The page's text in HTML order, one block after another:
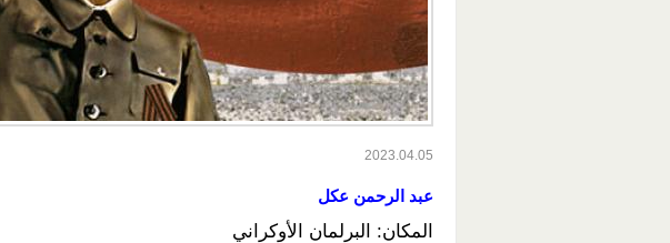
2023.04.05
عبد الرحمن عكل
المكان: البرلمان الأوكراني